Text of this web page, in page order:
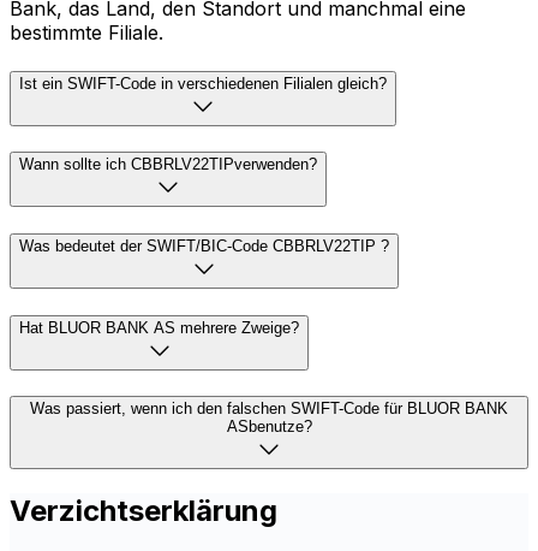
Bank, das Land, den Standort und manchmal eine
bestimmte Filiale.
Ist ein SWIFT-Code in verschiedenen Filialen gleich?
Wann sollte ich CBBRLV22TIPverwenden?
Was bedeutet der SWIFT/BIC-Code CBBRLV22TIP ?
Hat BLUOR BANK AS mehrere Zweige?
Was passiert, wenn ich den falschen SWIFT-Code für BLUOR BANK
ASbenutze?
Verzichtserklärung